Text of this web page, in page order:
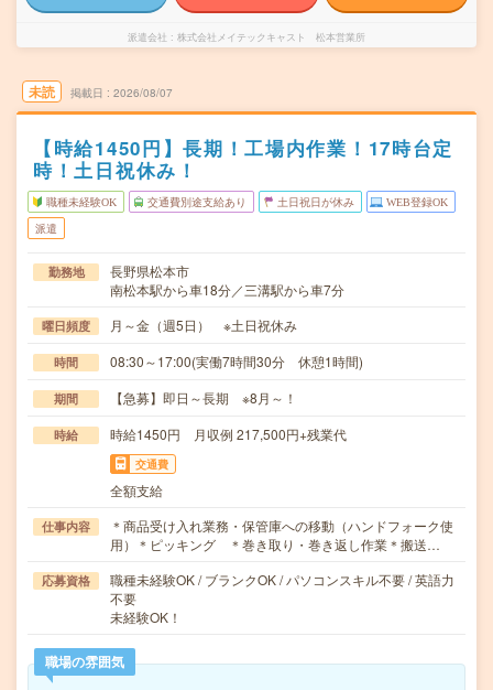
派遣会社 株式会社メイテックキャスト 松本営業所
未読 掲載日 2026/08/07
【時給1450円】長期！工場内作業！17時台定
時！土日祝休み！
職種未経験OK 交通費別途支給あり 土日祝日が休み WEB登録OK
派遣
勤務地
長野県松本市
南松本駅から車18分／三溝駅から車7分
曜日頻度 月～金（週5日） ※土日祝休み
時間 08:30～17:00(実働7時間30分 休憩1時間)
期間 【急募】即日～長期 ※8月～！
時給 時給1450円 月収例 217,500円+残業代
交通費
全額支給
仕事内容
＊商品受け入れ業務・保管庫への移動（ハンドフォーク使
用）＊ピッキング ＊巻き取り・巻き返し作業＊搬送…
応募資格
職種未経験OK / ブランクOK / パソコンスキル不要 / 英語力
不要
未経験OK！
職場の雰囲気